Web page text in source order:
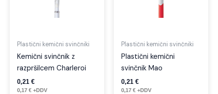
Plastični kemični svinčniki
Kemični svinčnik z
razpršilcem Charleroi
0,21 €
0,17 € +DDV
Plastični kemični svinčniki
Plastični kemični
svinčnik Mao
0,21 €
0,17 € +DDV